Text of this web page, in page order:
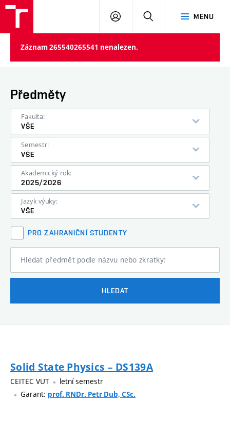
MENU
PŘIHLÁSIT
Záznam 265540265541 nenalezen.
Předměty
Fakulta:
VŠE
Semestr:
VŠE
Akademický rok:
2025/2026
Jazyk výuky:
VŠE
PRO ZAHRANIČNÍ STUDENTY
Hledat předmět podle názvu nebo zkratky:
HLEDAT
Solid State Physics – DS139A
CEITEC VUT
letní semestr
Garant: prof. RNDr. Petr Dub, CSc.